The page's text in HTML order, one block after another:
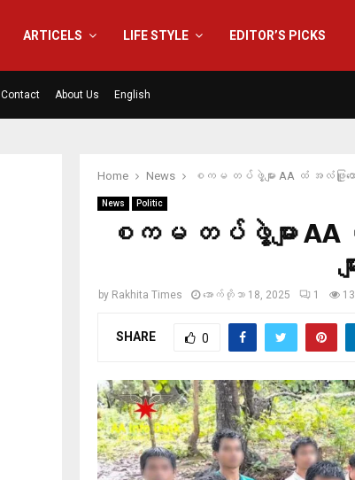
ARTICELS LIFE STYLE EDITOR’S PICKS
Contact About Us English
Home News စကမ တပ်ဖွဲ့များ AA ထံ အလံဖြူထောင်
News Politic
စကမ တပ်ဖွဲ့များ
မ
by Rakhita Times အောက်တိုဘာ 18, 2025 1
SHARE 0